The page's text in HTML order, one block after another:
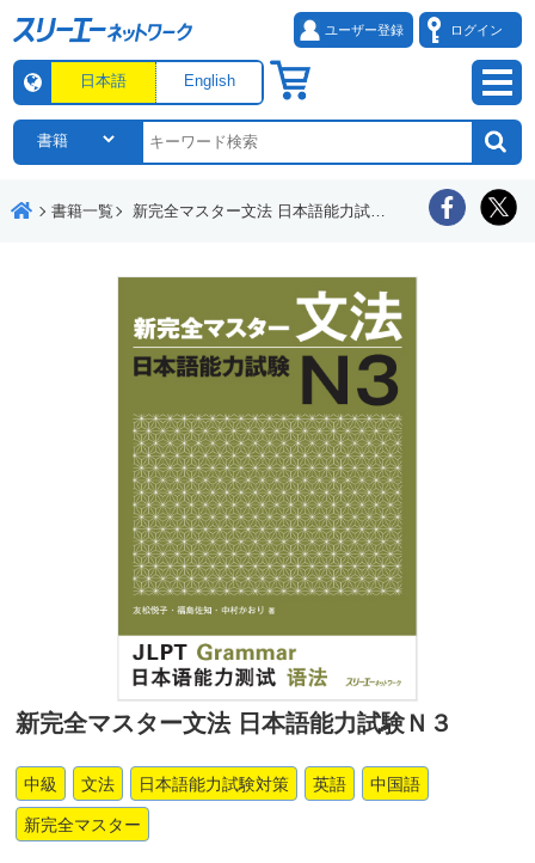
ユーザー登録 ログイン
日本語 English
書籍一覧 新完全マスター文法 日本語能力試験Ｎ３
新完全マスター文法 日本語能力試験Ｎ３
中級 文法 日本語能力試験対策 英語 中国語
新完全マスター